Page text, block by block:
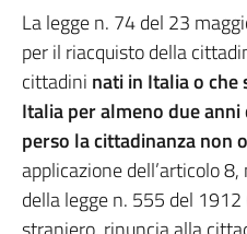
La legge n. 74 del 23
per il riacquisto della
cittadini nati in Italia o
Italia per almeno due
perso la cittadinanza non
applicazione dell’articolo
della legge n. 555 del